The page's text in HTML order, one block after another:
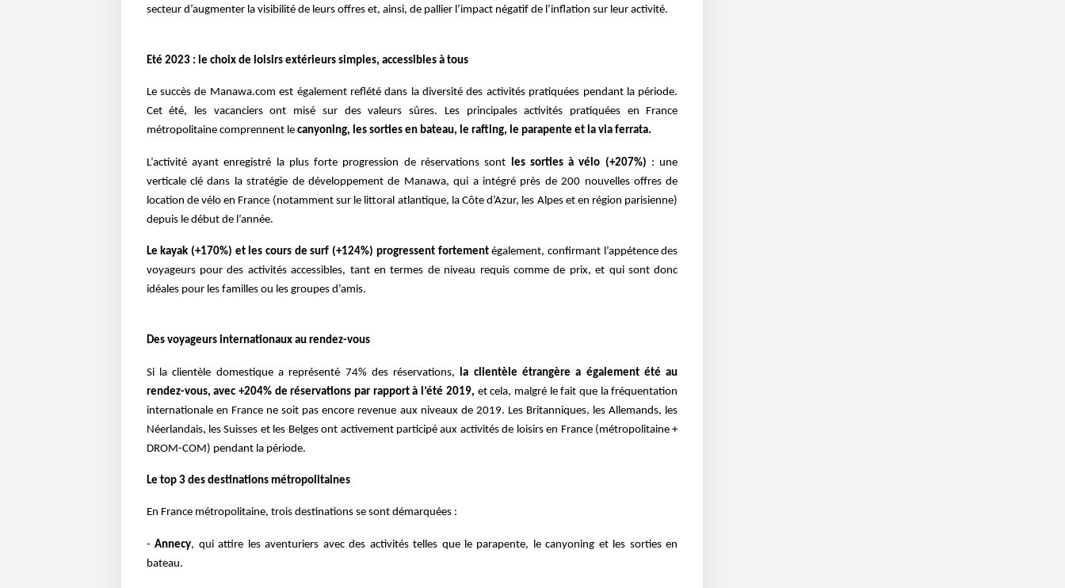
secteur d’augmenter la visibilité de leurs offres et, ainsi, de pallier l’impact négatif de l’inflation sur leur activité.
Eté 2023 : le choix de loisirs extérieurs simples, accessibles à tous
Le succès de Manawa.com est également reflété dans la diversité des activités pratiquées pendant la période.
Cet été, les vacanciers ont misé sur des valeurs sûres. Les principales activités pratiquées en France
métropolitaine comprennent le canyoning, les sorties en bateau, le rafting, le parapente et la via ferrata.
L’activité ayant enregistré la plus forte progression de réservations sont les sorties à vélo (+207%) : une
verticale clé dans la stratégie de développement de Manawa, qui a intégré près de 200 nouvelles offres de
location de vélo en France (notamment sur le littoral atlantique, la Côte d’Azur, les Alpes et en région parisienne)
depuis le début de l’année.
Le kayak (+170%) et les cours de surf (+124%) progressent fortementégalement, confirmant l’appétence des
voyageurs pour des activités accessibles, tant en termes de niveau requis comme de prix, et qui sont donc
idéales pour les familles ou les groupes d’amis.
Des voyageurs internationaux au rendez-vous
Si la clientèle domestique a représenté 74% des réservations, la clientèle étrangère a également été au
rendez-vous, avec +204% de réservations par rapport à l’été 2019, et cela, malgré le fait que la fréquentation
internationale en France ne soit pas encore revenue aux niveaux de 2019. Les Britanniques, les Allemands, les
Néerlandais, les Suisses et les Belges ont activement participé aux activités de loisirs en France (métropolitaine +
DROM-COM) pendant la période.
Le top 3 des destinations métropolitaines
En France métropolitaine, trois destinations se sont démarquées :
-Annecy, qui attire les aventuriers avec des activités telles que le parapente, le canyoning et les sorties en
bateau.